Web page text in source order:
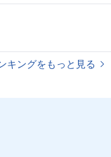
キングをもっと見る